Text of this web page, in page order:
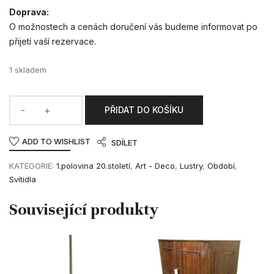
Doprava:
O možnostech a cenách doručení vás budeme informovat po
přijetí vaší rezervace.
1 skladem
PŘIDAT DO KOŠÍKU
ADD TO WISHLIST SDÍLET
KATEGORIE: 1.polovina 20.století, Art - Deco, Lustry, Období,
Svítidla